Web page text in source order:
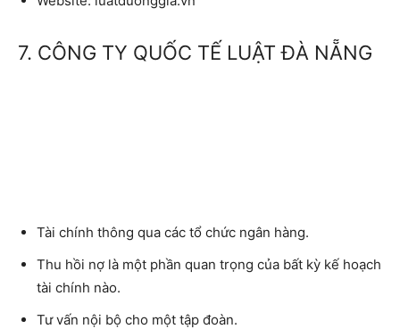
7. CÔNG TY QUỐC TẾ LUẬT ĐÀ NẴNG
Tài chính thông qua các tổ chức ngân hàng.
Thu hồi nợ là một phần quan trọng của bất kỳ kế hoạch
tài chính nào.
Tư vấn nội bộ cho một tập đoàn.